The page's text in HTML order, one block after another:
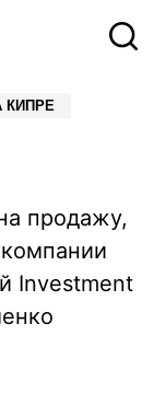
КИПРЕ
продажу,
Investment